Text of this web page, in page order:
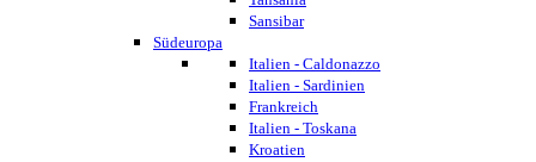
Sansibar
Südeuropa
Italien - Caldonazzo
Italien - Sardinien
Frankreich
Italien - Toskana
Kroatien